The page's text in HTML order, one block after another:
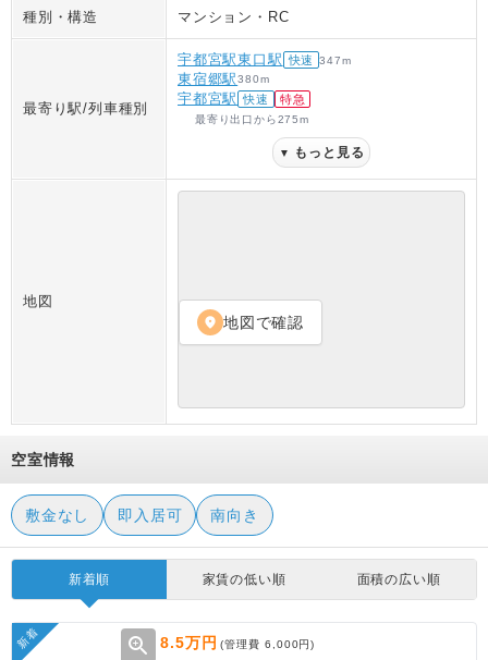
種別・構造 マンション ・ RC
最寄り駅/列車種別
宇都宮駅東口駅 快速 347m
東宿郷駅380m
宇都宮駅 快速 特急
最寄り出口から275m
▼ もっと見る
地図
location_on 地図で確認
空室情報
敷金なし 即入居可 南向き
新着順 家賃の低い順 面積の広い順
新着 zoom_in 8.5万円 (管理費6,000円)